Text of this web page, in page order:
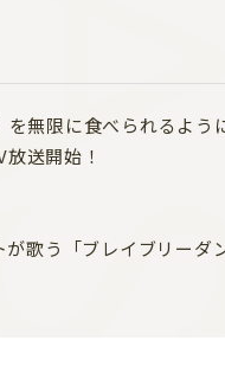
無限に食べられるよう
送開始！
歌う「ブレイブリーダ